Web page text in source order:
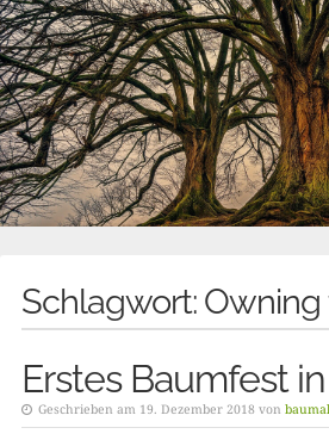
Schlagwort: Owning
Erstes Baumfest
Geschrieben am 19. Dezember 2018 von